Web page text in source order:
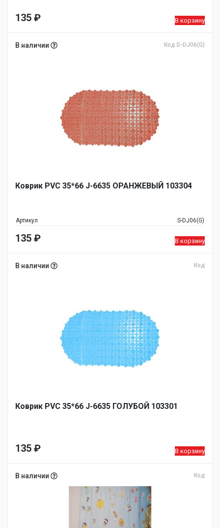
135 ₽ В корзину
В наличии Код S-DJ06(G)
Коврик PVC 35*66 J-6635 ОРАНЖЕВЫЙ 103304
Артикул S-DJ06(G)
135 ₽ В корзину
В наличии Код
Коврик PVC 35*66 J-6635 ГОЛУБОЙ 103301
135 ₽ В корзину
В наличии Код